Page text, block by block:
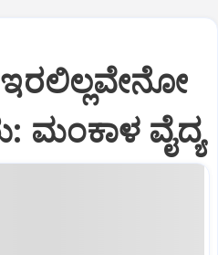
ಇರಲಿಲ್ಲವೇನೋ
ಮಂಕಾಳ ವೈದ್ಯ